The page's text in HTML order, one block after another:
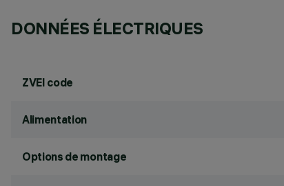
DONNÉES ÉLECTRIQUES
ZVEI code
Alimentation
Options de montage